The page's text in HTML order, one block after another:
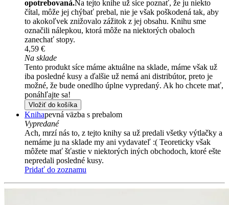
opotrebovaná.Na tejto knihe už síce poznať, že ju niekto
čítal, môže jej chýbať prebal, nie je však poškodená tak, aby
to akokoľvek znižovalo zážitok z jej obsahu. Knihu sme
označili nálepkou, ktorá môže na niektorých obaloch
zanechať stopy.
4,59 €
Na sklade
Tento produkt síce máme aktuálne na sklade, máme však už
iba posledné kusy a ďalšie už nemá ani distribútor, preto je
možné, že bude onedlho úplne vypredaný. Ak ho chcete mať,
ponáhľajte sa!
Vložiť do košíka
Knihapevná väzba s prebalom
Vypredané
Ach, mrzí nás to, z tejto knihy sa už predali všetky výtlačky a
nemáme ju na sklade my ani vydavateľ :( Teoreticky však
môžete mať šťastie v niektorých iných obchodoch, ktoré ešte
nepredali posledné kusy.
Pridať do zoznamu